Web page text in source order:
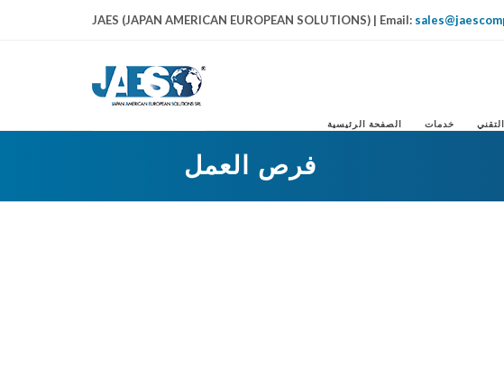
JAES (JAPAN AMERICAN EUROPEAN SOLUTIONS) | Email:
الصفحة الرئيسية خدمات
فرص العمل